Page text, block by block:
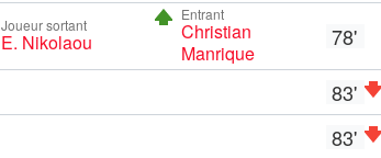
Joueur sortant
E. Nikolaou
Entrant
Christian
Manrique
78'
83'
83'